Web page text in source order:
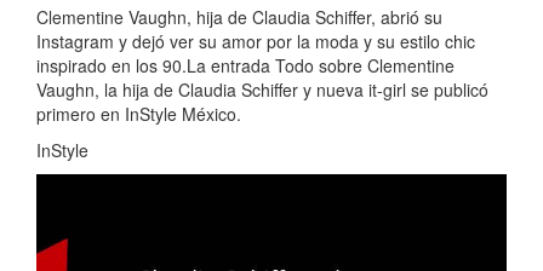
Clementine Vaughn, hija de Claudia Schiffer, abrió su
Instagram y dejó ver su amor por la moda y su estilo chic
inspirado en los 90.La entrada Todo sobre Clementine
Vaughn, la hija de Claudia Schiffer y nueva it-girl se publicó
primero en InStyle México.
InStyle